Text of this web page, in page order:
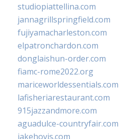
studiopiattellina.com
jannagrillspringfield.com
fujiyamacharleston.com
elpatronchardon.com
donglaishun-order.com
fiamc-rome2022.org
mariceworldessentials.com
lafisheriarestaurant.com
915jazzandmore.com
aguadulce-countryfair.com
jakehovis.com